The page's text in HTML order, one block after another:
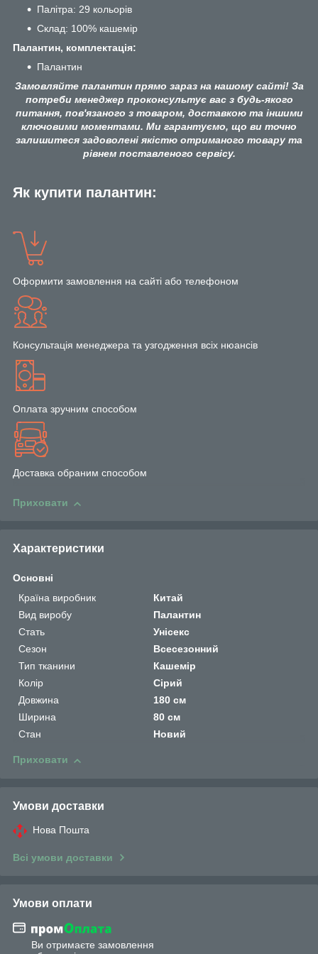
Палітра: 29 кольорів
Склад: 100% кашемір
Палантин, комплектація:
Палантин
Замовляйте палантин прямо зараз на нашому сайті! За
потреби менеджер проконсультує вас з будь-якого
питання, пов'язаного з товаром, доставкою та іншими
ключовими моментами. Ми гарантуємо, що ви точно
залишитеся задоволені якістю отриманого товару та
рівнем поставленого сервісу.
Як купити палантин:
Оформити замовлення на сайті або телефоном
Консультація менеджера та узгодження всіх нюансів
Оплата зручним способом
Доставка обраним способом
Приховати
Характеристики
Основні
Країна виробник
Китай
Вид виробу
Палантин
Стать
Унісекс
Сезон
Всесезонний
Тип тканини
Кашемір
Колір
Сірий
Довжина
180 см
Ширина
80 см
Стан
Новий
Приховати
Умови доставки
Нова Пошта
Всі умови доставки
Умови оплати
Ви отримаєте замовлення